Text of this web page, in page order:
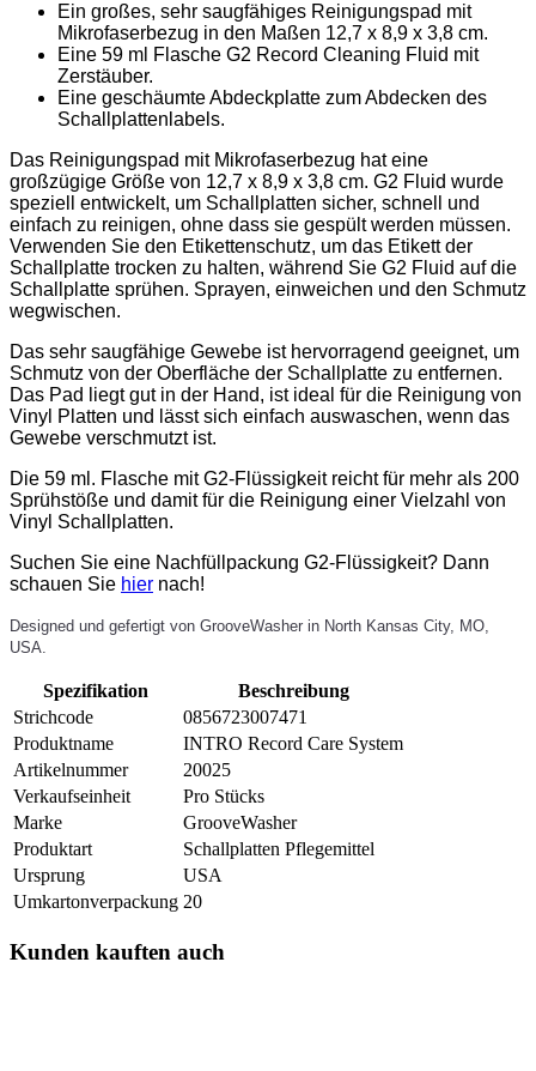
Ein großes, sehr saugfähiges Reinigungspad mit
Mikrofaserbezug in den Maßen 12,7 x 8,9 x 3,8 cm.
Eine 59 ml Flasche G2 Record Cleaning Fluid mit
Zerstäuber.
Eine geschäumte Abdeckplatte zum Abdecken des
Schallplattenlabels.
Das Reinigungspad mit Mikrofaserbezug hat eine
großzügige Größe von 12,7 x 8,9 x 3,8 cm. G2 Fluid wurde
speziell entwickelt, um Schallplatten sicher, schnell und
einfach zu reinigen, ohne dass sie gespült werden müssen.
Verwenden Sie den Etikettenschutz, um das Etikett der
Schallplatte trocken zu halten, während Sie G2 Fluid auf die
Schallplatte sprühen. Sprayen, einweichen und den Schmutz
wegwischen.
Das sehr saugfähige Gewebe ist hervorragend geeignet, um
Schmutz von der Oberfläche der Schallplatte zu entfernen.
Das Pad liegt gut in der Hand, ist ideal für die Reinigung von
Vinyl Platten und lässt sich einfach auswaschen, wenn das
Gewebe verschmutzt ist.
Die 59 ml. Flasche mit G2-Flüssigkeit reicht für mehr als 200
Sprühstöße und damit für die Reinigung einer Vielzahl von
Vinyl Schallplatten.
Suchen Sie eine Nachfüllpackung G2-Flüssigkeit? Dann
schauen Sie hier nach!
Designed und gefertigt von GrooveWasher in North Kansas City, MO,
USA.
Spezifikation
Beschreibung
Strichcode
0856723007471
Produktname
INTRO Record Care System
Artikelnummer
20025
Verkaufseinheit
Pro Stücks
Marke
GrooveWasher
Produktart
Schallplatten Pflegemittel
Ursprung
USA
Umkartonverpackung 20
Kunden kauften auch